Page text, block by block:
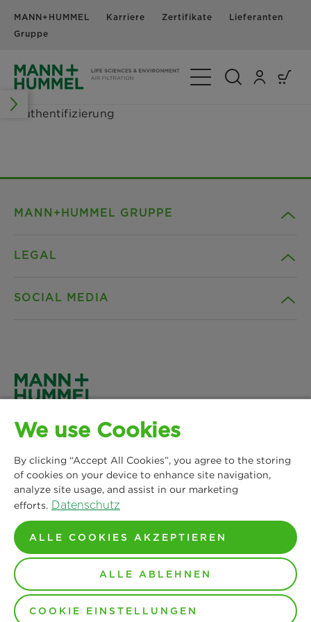
MANN+HUMMEL
Gruppe
Karriere Zertifikate Lieferanten
Navigation
Authentifizierung
MANN+HUMMEL GRUPPE
News & Presse
Standorte
LEGAL
Datenschutz
Impressum
Rechtlicher Hinweis
AGB
SOCIAL MEDIA
Instagram
LinkedIn
YouTube
MANN+HUMMEL Life Sciences & Environment
Germany GmbH
Lise-Meitner-Allee 2
44801 Bochum
Tel: 0234 622004 00
Standorte Europa
© Copyright 2024-2026 - Alle Inhalte, insbesondere Texte,
Fotos und Grafiken, sind urheberrechtlich geschützt. Alle
Rechte, auch die der Vervielfältigung, der
Veröffentlichung, der Bearbeitung und der Übersetzung,
liegen bei MANN+HUMMEL.
We use Cookies
By clicking “Accept All Cookies”, you agree to the storing
of cookies on your device to enhance site navigation,
analyze site usage, and assist in our marketing
efforts. Datenschutz
ALLE COOKIES AKZEPTIEREN
ALLE ABLEHNEN
COOKIE EINSTELLUNGEN